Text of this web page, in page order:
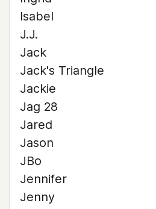
Isabel
J.J.
Jack
Jack's Triangle
Jackie
Jag 28
Jared
Jason
JBo
Jennifer
Jenny